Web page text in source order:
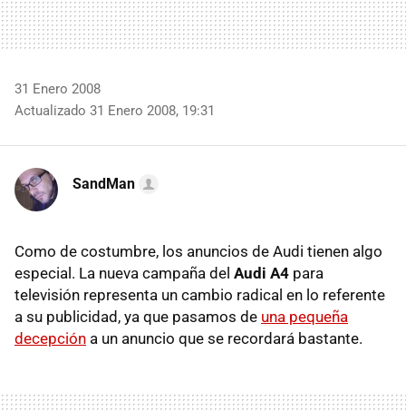
31 Enero 2008
Actualizado 31 Enero 2008, 19:31
SandMan
Como de costumbre, los anuncios de Audi tienen algo
especial. La nueva campaña del Audi A4 para
televisión representa un cambio radical en lo referente
a su publicidad, ya que pasamos de una pequeña
decepción a un anuncio que se recordará bastante.